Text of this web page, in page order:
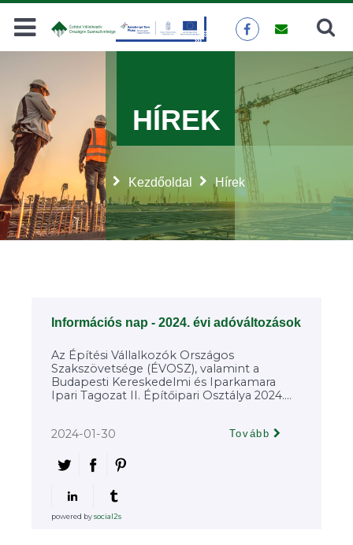
Keresés
Kezdőoldal Hírek
HÍREK
Információs nap - 2024. évi adóváltozások
Az Építési Vállalkozók Országos
Szakszövetsége (ÉVOSZ), valamint a
Budapesti Kereskedelmi és Iparkamara
Ipari Tagozat II. Építőipari Osztálya 2024....
2024-01-30 Tovább
powered bysocial2s